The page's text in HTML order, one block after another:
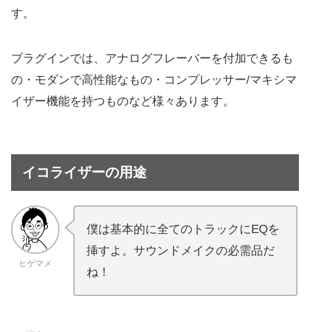
す。
プラグインでは、アナログフレーバーを付加できるも
の・モダンで高性能なもの・コンプレッサー/マキシマ
イザー機能を持つものなど様々あります。
イコライザーの用途
ヒゲマメ
僕は基本的に全てのトラックにEQを
挿すよ。サウンドメイクの必需品だ
ね！